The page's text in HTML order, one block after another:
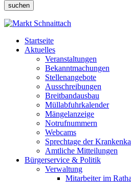
suchen
Startseite
Aktuelles
Veranstaltungen
Bekanntmachungen
Stellenangebote
Ausschreibungen
Breitbandausbau
Müllabfuhrkalender
Mängelanzeige
Notrufnummern
Webcams
Sprechtage der
Amtliche Mitteilungen
Bürgerservice & Politik
Verwaltung
Mitarbeiter im